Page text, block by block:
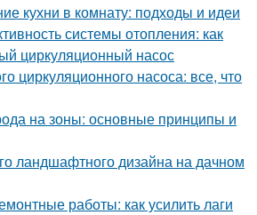
кухни в комнату: подходы и идеи
системы отопления: как
циркуляционный насос
циркуляционного насоса: все, что
на зоны: основные принципы и
ландшафтного дизайна на дачном
работы: как усилить лаги